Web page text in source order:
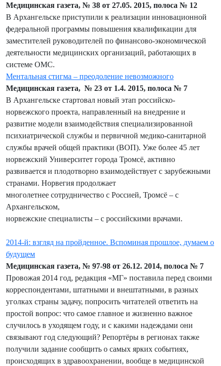
Медицинская газета, № 38 от 27.05. 2015, полоса № 12
В Архангельске приступили к реализации инновационной
федеральной программы повышения квалификации для
заместителей руководителей по финансово-экономической
деятельности медицинских организаций, работающих в
системе ОМС.
Ментальная стигма – преодоление невозможного
Медицинская газета, № 23 от 1.4. 2015, полоса № 7
В Архангельске стартовал новый этап российско-
норвежского проекта, направленный на внедрение и
развитие модели взаимодействия специализированной
психиатрической службы и первичной медико-санитарной
службы врачей общей практики (ВОП). Уже более 45 лет
норвежский Университет города Тромсё, активно
развивается и плодотворно взаимодействует с зарубежными
странами. Норвегия продолжает
многолетнее сотрудничество с Россией, Тромсё – с
Архангельском,
норвежские специалисты – с российскими врачами.
2014-й: взгляд на пройденное. Вспоминая прошлое, думаем о
будущем
Медицинская газета, № 97-98 от 26.12. 2014, полоса № 7
Провожая 2014 год, редакция «МГ» поставила перед своими
корреспондентами, штатными и внештатными, в разных
уголках страны задачу, попросить читателей ответить на
простой вопрос: что самое главное и жизненно важное
случилось в уходящем году, и с какими надеждами они
связывают год следующий? Репортёры в регионах также
получили задание сообщить о самых ярких событиях,
происходящих в здравоохранении, вообще в медицинской